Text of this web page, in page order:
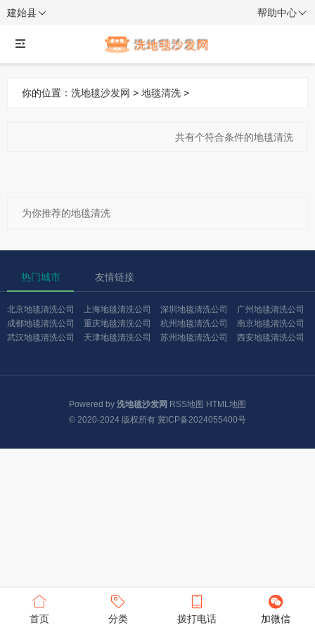
建始县 帮助中心
你的位置： 洗地毯沙发网 > 地毯清洗 >
共有个符合条件的地毯清洗
为你推荐的地毯清洗
热门城市 友情链接
北京地毯清洗公司 上海地毯清洗公司 深圳地毯清洗公司
广州地毯清洗公司
成都地毯清洗公司
重庆地毯清洗公司 杭州地毯清洗公司
南京地毯清洗公司
武汉地毯清洗公司
天津地毯清洗公司 苏州地毯清洗公司 西安地毯清洗公司
Powered by 洗地毯沙发网 RSS地图 HTML地图
© 2020-2024 版权所有 冀ICP备2024055400号
首页 分类 拨打电话 加微信